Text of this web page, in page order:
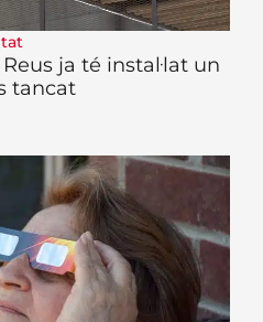
ja té instal·lat un
tancat